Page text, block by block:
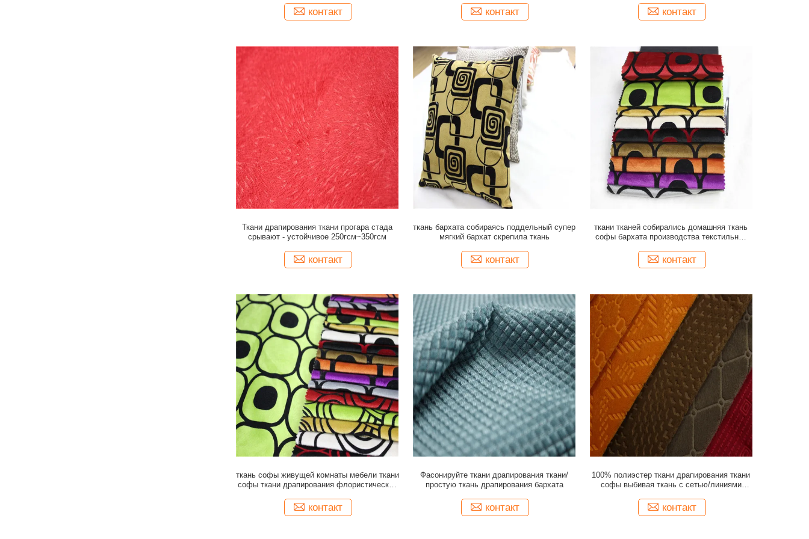
контакт контакт контакт
Ткани драпирования ткани прогара стада
срывают - устойчивое 250гсм~350гсм
контакт
ткань бархата собираясь поддельный супер
мягкий бархат скрепила ткань
контакт
ткани тканей собирались домашняя ткань
софы бархата производства текстильной
контакт
ткань софы живущей комнаты мебели ткани
софы ткани драпирования флористическая
контакт
Фасонируйте ткани драпирования ткани/
простую ткань драпирования бархата
контакт
100% полиэстер ткани драпирования ткани
софы выбивая ткань с сетью/линиями
контакт